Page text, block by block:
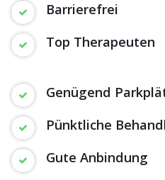
Barrierefrei
Top Therapeuten
Genügend
Pünktliche
Gute Anbindung